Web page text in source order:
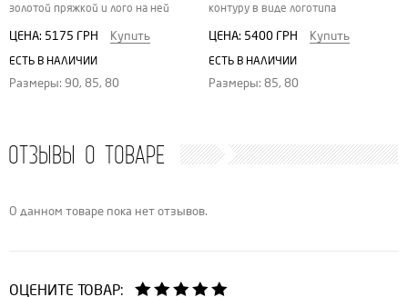
золотой пряжкой и лого на ней
ЦЕНА: 5175 ГРН Купить
ЕСТЬ В НАЛИЧИИ
Размеры: 90, 85, 80
контуру в виде логотипа
ЦЕНА: 5400 ГРН Купить
ЕСТЬ В НАЛИЧИИ
Размеры: 85, 80
ОТЗЫВЫ О ТОВАРЕ
О данном товаре пока нет отзывов.
ОЦЕНИТЕ ТОВАР: